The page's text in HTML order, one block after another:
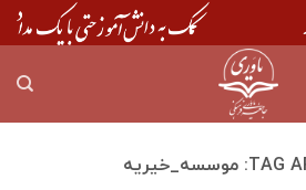
TAG موسسه_خیریه